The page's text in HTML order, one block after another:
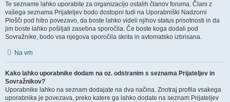
Te sezname lahko uporabite za organizacijo ostalih članov foruma. Člani z
vašega seznama Prijateljev bodo dostopni tudi na Uporabniški Nadzorni
Plošči pod hitro povezavo, da boste lahko videli njihov status prisotnosti in da
jim boste lahko pošiljali zasebna sporočila. Če boste koga dodali pod
Sovražnike, bodo vsa njegova sporočila skrita in avtomatsko izbrisana.
Na vrh
Kako lahko uporabnike dodam na oz. odstranim s seznama Prijateljev in
Sovražnikov?
Uporabnike lahko na seznam dodajate na dva načina. Znotraj profila vsakega
uporabnika je povezava, preko katere ga lahko dodate na seznam Prijateljev